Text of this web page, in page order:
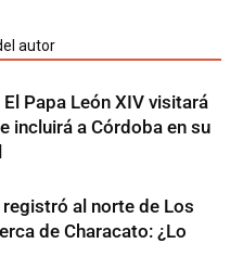
autor
Papa León XIV visitará
incluirá a Córdoba en su
al norte de Los
de Characato: ¿Lo